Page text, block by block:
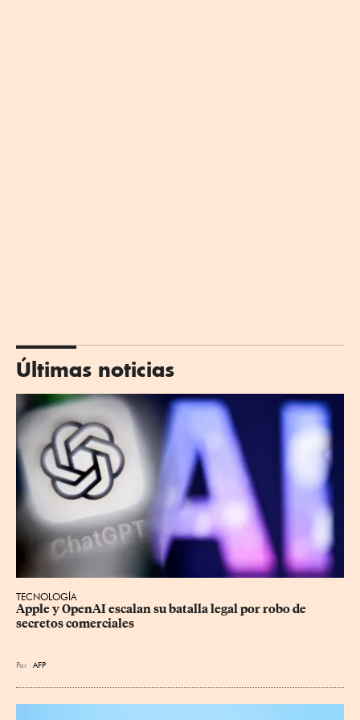
Últimas noticias
TECNOLOGÍA
Apple y OpenAI escalan su batalla legal por robo de
secretos comerciales
Por AFP